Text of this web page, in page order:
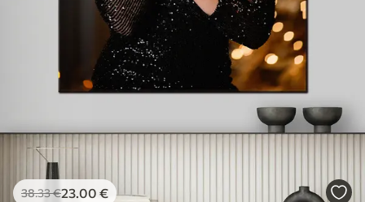
38.33€23.00 €